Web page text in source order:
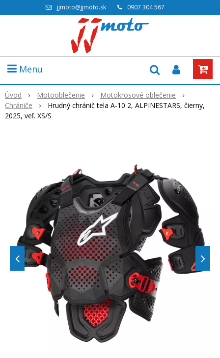
jjmoto@jjmoto.sk 0907 304 567
Menu
Úvod Motooblečenie
Motokrosové oblečenie
Chrániče
Hrudný chránič tela A-10 2, ALPINESTARS, čierny,
2025, veľ. XS/S